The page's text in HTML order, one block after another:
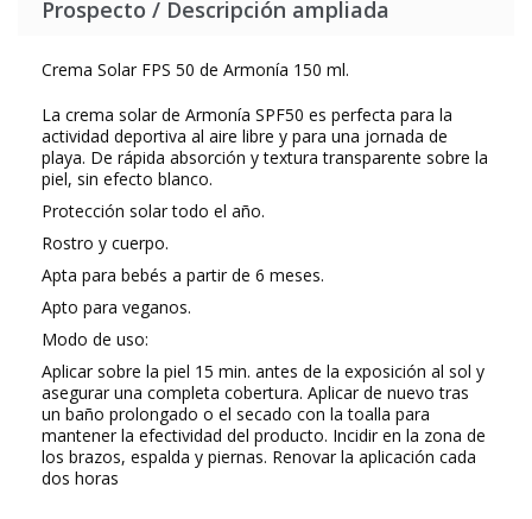
Prospecto / Descripción ampliada
Crema Solar FPS 50 de Armonía 150 ml.
La crema solar de Armonía SPF50 es perfecta para la
actividad deportiva al aire libre y para una jornada de
playa. De rápida absorción y textura transparente sobre la
piel, sin efecto blanco.
Protección solar todo el año.
Rostro y cuerpo.
Apta para bebés a partir de 6 meses.
Apto para veganos.
Modo de uso:
Aplicar sobre la piel 15 min. antes de la exposición al sol y
asegurar una completa cobertura. Aplicar de nuevo tras
un baño prolongado o el secado con la toalla para
mantener la efectividad del producto. Incidir en la zona de
los brazos, espalda y piernas. Renovar la aplicación cada
dos horas